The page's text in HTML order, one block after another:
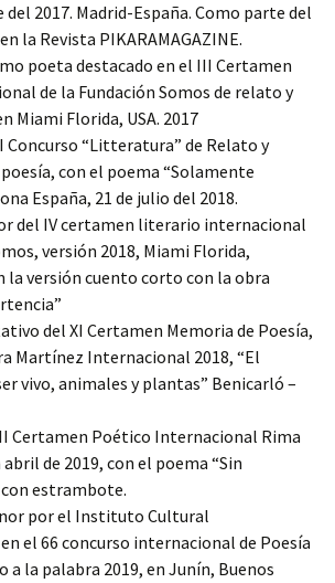
del 2017. Madrid-España. Como parte del
la Revista PIKARAMAGAZINE.
poeta destacado en el III Certamen
de la Fundación Somos de relato y
Miami Florida, USA. 2017
Concurso “Litteratura” de Relato y
con el poema “Solamente
España, 21 de julio del 2018.
del IV certamen literario internacional
versión 2018, Miami Florida,
la versión cuento corto con la obra
del XI Certamen Memoria de Poesía,
Martínez Internacional 2018, “El
vivo, animales y plantas” Benicarló –
Certamen Poético Internacional Rima
de 2019, con el poema “Sin
estrambote.
por el Instituto Cultural
el 66 concurso internacional de Poesía
a la palabra 2019, en Junín, Buenos